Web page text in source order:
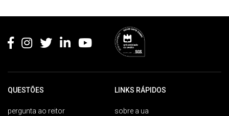
QUESTÕES
pergunta ao reitor
LINKS RÁPIDOS
sobre a ua